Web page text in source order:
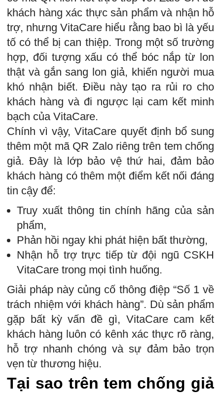
khách hàng xác thực sản phẩm và nhận hỗ
trợ, nhưng VitaCare hiểu rằng bao bì là yếu
tố có thể bị can thiệp. Trong một số trường
hợp, đối tượng xấu có thể bóc nắp từ lon
thật và gắn sang lon giả, khiến người mua
khó nhận biết. Điều này tạo ra rủi ro cho
khách hàng và đi ngược lại cam kết minh
bạch của VitaCare.
Chính vì vậy, VitaCare quyết định bổ sung
thêm một mã QR Zalo riêng trên tem chống
giả. Đây là lớp bảo vệ thứ hai, đảm bảo
khách hàng có thêm một điểm kết nối đáng
tin cậy để:
Truy xuất thông tin chính hãng của sản
phẩm,
Phản hồi ngay khi phát hiện bất thường,
Nhận hỗ trợ trực tiếp từ đội ngũ CSKH
VitaCare trong mọi tình huống.
Giải pháp này củng cố thông điệp “Số 1 về
trách nhiệm với khách hàng”. Dù sản phẩm
gặp bất kỳ vấn đề gì, VitaCare cam kết
khách hàng luôn có kênh xác thực rõ ràng,
hỗ trợ nhanh chóng và sự đảm bảo trọn
vẹn từ thương hiệu.
Tại sao trên tem chống giả